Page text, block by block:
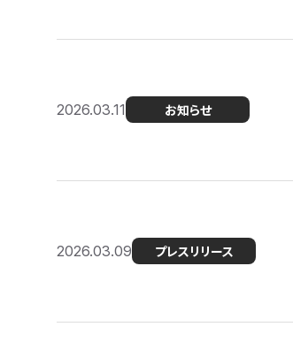
2026.03.11 お知らせ
2026.03.09 プレスリリース